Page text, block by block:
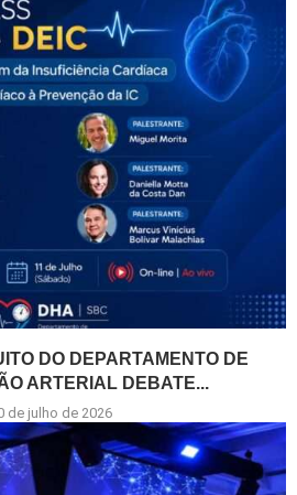
DO DEPARTAMENTO DE
ARTERIAL DEBATE...
de julho de 2026